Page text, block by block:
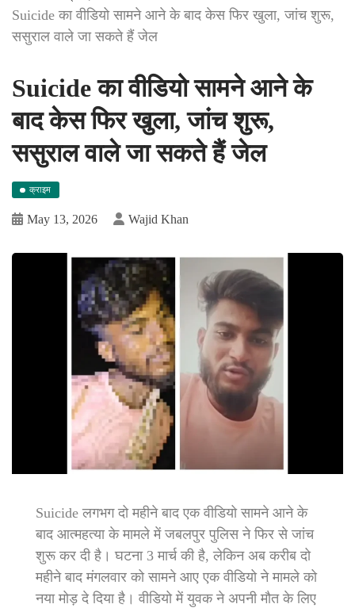
Suicide का वीडियो सामने आने के बाद केस फिर खुला, जांच शुरू,
ससुराल वाले जा सकते हैं जेल
Suicide का वीडियो सामने आने के
बाद केस फिर खुला, जांच शुरू,
ससुराल वाले जा सकते हैं जेल
क्राइम
May 13, 2026 Wajid Khan
Suicide लगभग दो महीने बाद एक वीडियो सामने आने के
बाद आत्महत्या के मामले में जबलपुर पुलिस ने फिर से जांच
शुरू कर दी है। घटना 3 मार्च की है, लेकिन अब करीब दो
महीने बाद मंगलवार को सामने आए एक वीडियो ने मामले को
नया मोड़ दे दिया है। वीडियो में युवक ने अपनी मौत के लिए